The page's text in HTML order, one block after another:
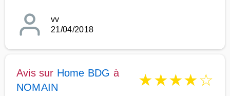
vv
21/04/2018
Avis sur Home BDG à
NOMAIN
★★★★☆